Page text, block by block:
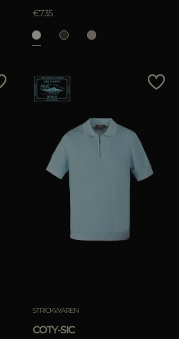
€735
STRICKWAREN
COTY-SIC